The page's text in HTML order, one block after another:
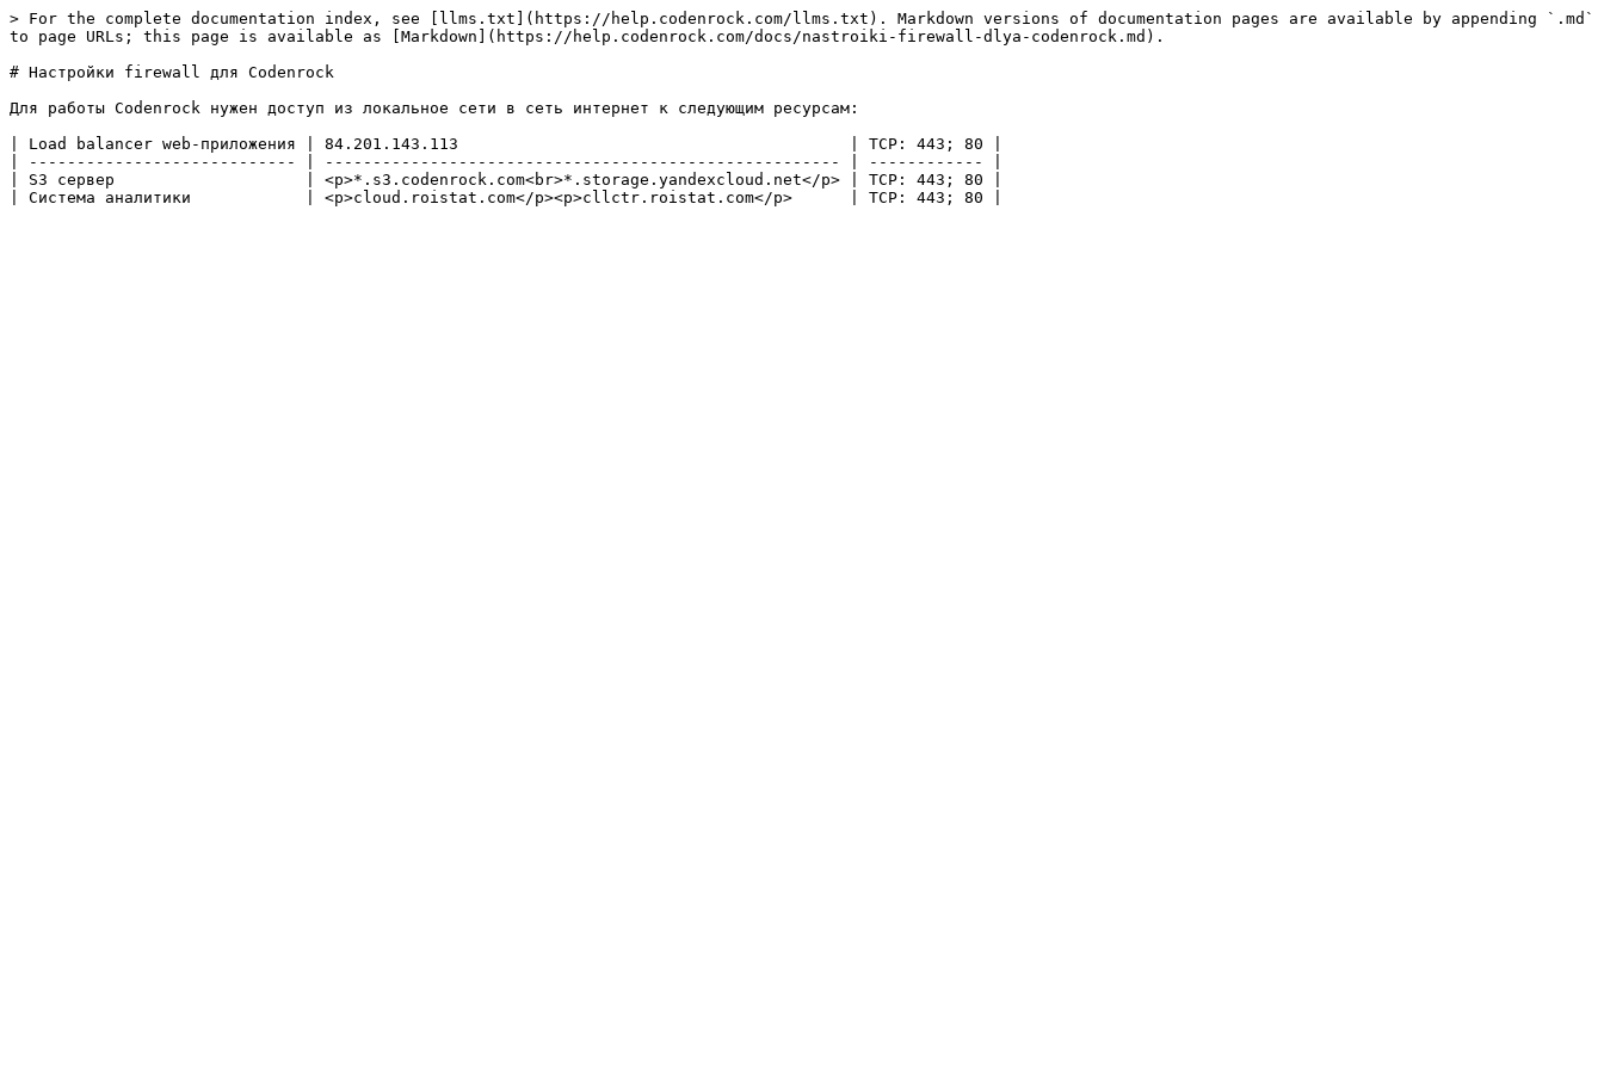
> For the complete documentation index, see [llms.txt](https://help.codenrock.com/llms.txt). Markdown versions of documentation pages are available by appending `.md`
to page URLs; this page is available as [Markdown](https://help.codenrock.com/docs/nastroiki-firewall-dlya-codenrock.md).
# Настройки firewall для Codenrock
Для работы Codenrock нужен доступ из локальное сети в сеть интернет к следующим ресурсам:
| Load balancer web-приложения | 84.201.143.113                                         | TCP: 443; 80 |
| ---------------------------- | ------------------------------------------------------ | ------------ |
| S3 сервер                    | <p>*.s3.codenrock.com<br>*.storage.yandexcloud.net</p> | TCP: 443; 80 |